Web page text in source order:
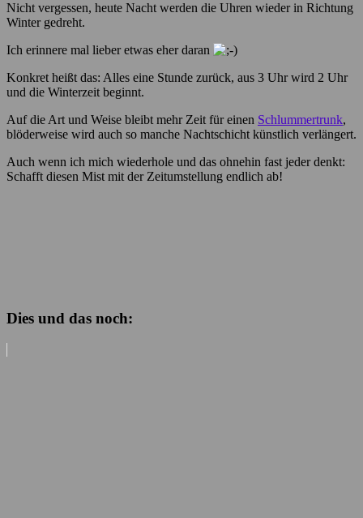
Nicht vergessen, heute Nacht werden die Uhren wieder in Richtung
Winter gedreht.
Ich erinnere mal lieber etwas eher daran
Konkret heißt das: Alles eine Stunde zurück, aus 3 Uhr wird 2 Uhr
und die Winterzeit beginnt.
Auf die Art und Weise bleibt mehr Zeit für einen Schlummertrunk,
blöderweise wird auch so manche Nachtschicht künstlich verlängert.
Auch wenn ich mich wiederhole und das ohnehin fast jeder denkt:
Schafft diesen Mist mit der Zeitumstellung endlich ab!
Dies und das noch: